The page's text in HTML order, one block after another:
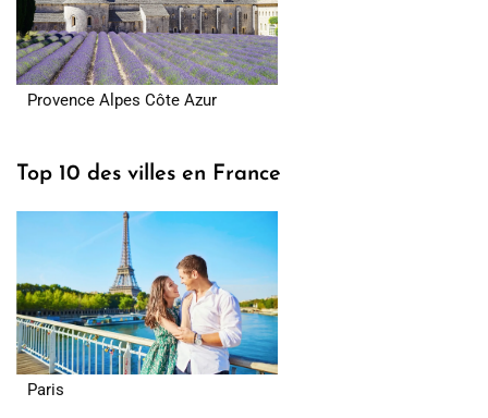
Provence Alpes Côte Azur
Top 10 des villes en France
Paris